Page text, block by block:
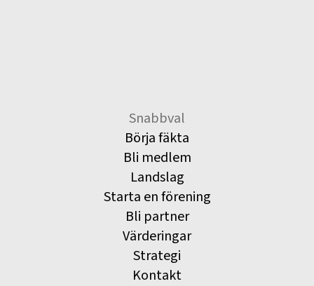
Snabbval
Börja fäkta
Bli medlem
Landslag
Starta en förening
Bli partner
Värderingar
Strategi
Kontakt